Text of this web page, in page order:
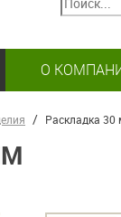
О
Раскладка